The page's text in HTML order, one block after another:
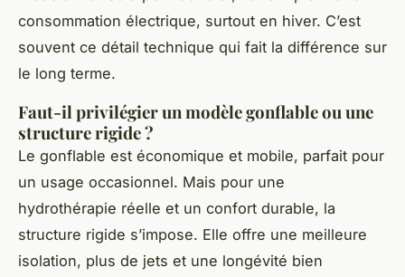
consommation électrique, surtout en hiver. C’est
souvent ce détail technique qui fait la différence sur
le long terme.
Faut-il privilégier un modèle gonflable ou une
structure rigide ?
Le gonflable est économique et mobile, parfait pour
un usage occasionnel. Mais pour une
hydrothérapie réelle et un confort durable, la
structure rigide s’impose. Elle offre une meilleure
isolation, plus de jets et une longévité bien